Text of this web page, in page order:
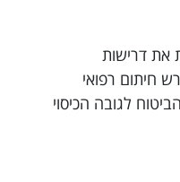
את דרישות
חיתום רפואי
לגובה הכיסוי